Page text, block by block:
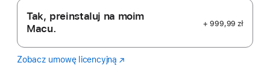
Tak, preinstaluj na moim
Macu.
+ 999,99 zł
Zobacz umowę licencyjną Logic
(Otwiera